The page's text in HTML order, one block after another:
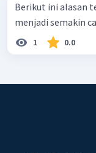
Berikut ini alasan
menjadi semakin
1 0.0